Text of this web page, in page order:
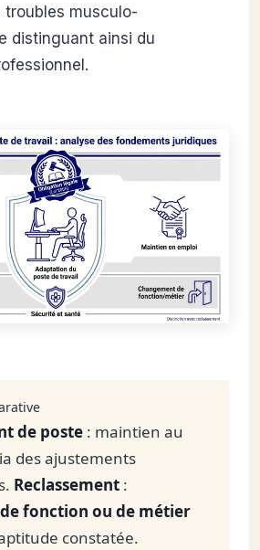
troubles musculo-
distinguant ainsi du
de poste : maintien au
des ajustements
Reclassement :
fonction ou de métier
constatée.